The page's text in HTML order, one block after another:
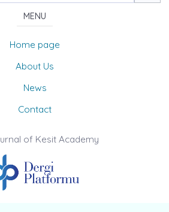
MENU
Home page
About Us
News
Contact
of Kesit Academy